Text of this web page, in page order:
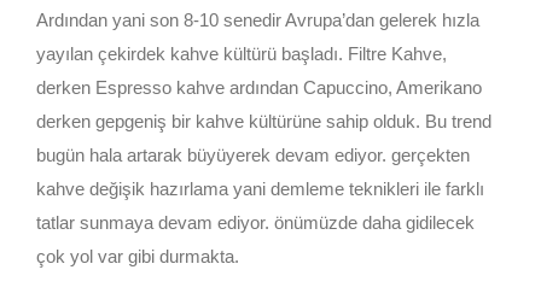
Ardından yani son 8-10 senedir Avrupa’dan gelerek hızla
yayılan çekirdek kahve kültürü başladı. Filtre Kahve,
derken Espresso kahve ardından Capuccino, Amerikano
derken gepgeniş bir kahve kültürüne sahip olduk. Bu trend
bugün hala artarak büyüyerek devam ediyor. gerçekten
kahve değişik hazırlama yani demleme teknikleri ile farklı
tatlar sunmaya devam ediyor. önümüzde daha gidilecek
çok yol var gibi durmakta.